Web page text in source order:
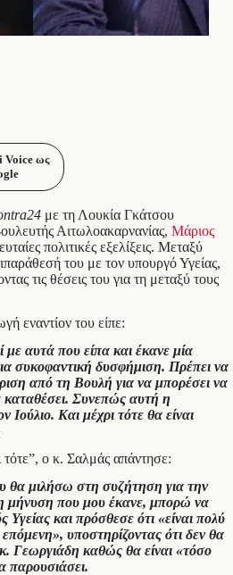
Voice ως
με τη Λουκία Γκάτσου
Αιτωλοακαρνανίας, Μάριος
πολιτικές εξελίξεις. Μεταξύ
του με τον υπουργό Υγείας,
τις θέσεις του για τη μεταξύ τους
εναντίον του είπε:
με αυτά που είπα και έκανε μία
συκοφαντική δυσφήμιση. Πρέπει να
από τη Βουλή για να μπορέσει να
καταθέσει. Συνεπώς αυτή η
Ιούλιο. Και μέχρι τότε θα είναι
τότε”, ο κ. Σαλμάς απάντησε:
θα μιλήσω στη συζήτηση για την
μήνυση που μου έκανε, μπορώ να
Υγείας και πρόσθεσε ότι «είναι πολύ
υποστηρίζοντας ότι δεν θα
Γεωργιάδη καθώς θα είναι «τόσο
παρουσιάσει.